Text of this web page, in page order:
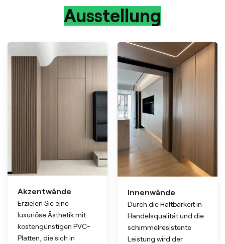
Ausstellung
Akzentwände
Erzielen Sie eine
luxuriöse Ästhetik mit
kostengünstigen PVC-
Platten, die sich in
Innenwände
Durch die Haltbarkeit in
Handelsqualität und die
schimmelresistente
Leistung wird der